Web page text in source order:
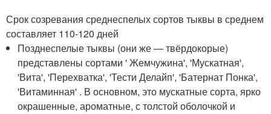
Срок созревания среднеспелых сортов тыквы в среднем
составляет 110-120 дней
Позднеспелые тыквы (они же — твёрдокорые)
представлены сортами ' Жемчужина', 'Мускатная',
'Вита', 'Перехватка', 'Тести Делайп', 'Батернат Понка',
'Витаминная' . В основном, это мускатные сорта, ярко
окрашенные, ароматные, с толстой оболочкой и